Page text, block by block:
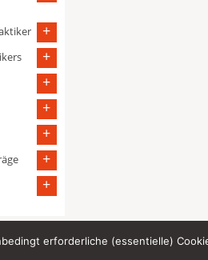
erforderliche (essentielle)